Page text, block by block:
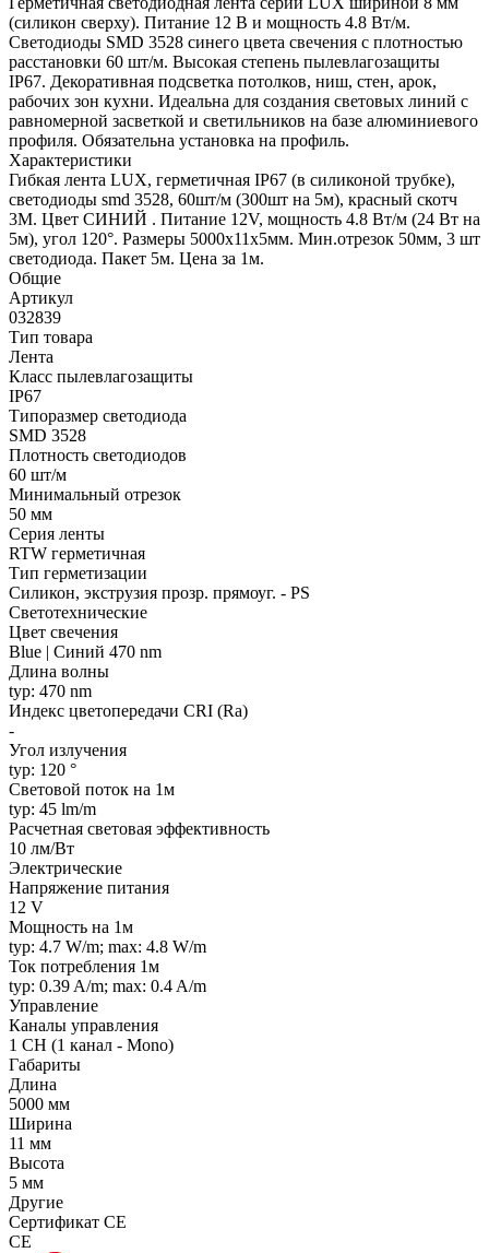
(силикон сверху). Питание 12 В и мощность 4.8 Вт/м.
Светодиоды SMD 3528 синего цвета свечения с плотностью
расстановки 60 шт/м. Высокая степень пылевлагозащиты
IP67. Декоративная подсветка потолков, ниш, стен, арок,
рабочих зон кухни. Идеальна для создания световых линий с
равномерной засветкой и светильников на базе алюминиевого
профиля. Обязательна установка на профиль.
Характеристики
Гибкая лента LUX, герметичная IP67 (в силиконой трубке),
светодиоды smd 3528, 60шт/м (300шт на 5м), красный скотч
3М. Цвет СИНИЙ . Питание 12V, мощность 4.8 Вт/м (24 Вт на
5м), угол 120°. Размеры 5000х11x5мм. Мин.отрезок 50мм, 3 шт
светодиода. Пакет 5м. Цена за 1м.
Общие
Артикул
032839
Тип товара
Лента
Класс пылевлагозащиты
IP67
Типоразмер светодиода
SMD 3528
Плотность светодиодов
60 шт/м
Минимальный отрезок
50 мм
Серия ленты
RTW герметичная
Тип герметизации
Силикон, экструзия прозр. прямоуг. - PS
Светотехнические
Цвет свечения
Blue | Синий 470 nm
Длина волны
typ: 470 nm
Индекс цветопередачи CRI (Ra)
-
Угол излучения
typ: 120 °
Световой поток на 1м
typ: 45 lm/m
Расчетная световая эффективность
10 лм/Вт
Электрические
Напряжение питания
12 V
Мощность на 1м
typ: 4.7 W/m; max: 4.8 W/m
Ток потребления 1м
typ: 0.39 A/m; max: 0.4 A/m
Управление
Каналы управления
1 CH (1 канал - Mono)
Габариты
Длина
5000 мм
Ширина
11 мм
Высота
5 мм
Другие
Сертификат CE
CE